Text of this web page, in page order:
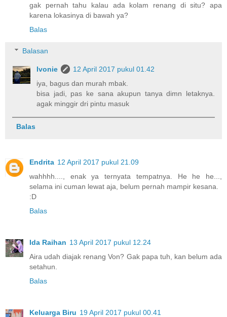
gak pernah tahu kalau ada kolam renang di situ? apa
karena lokasinya di bawah ya?
Balas
Balasan
Ivonie
12 April 2017 pukul 01.42
iya, bagus dan murah mbak.
bisa jadi, pas ke sana akupun tanya dimn letaknya.
agak minggir dri pintu masuk
Balas
Endrita 12 April 2017 pukul 21.09
wahhhh...., enak ya ternyata tempatnya. He he he...,
selama ini cuman lewat aja, belum pernah mampir kesana.
:D
Balas
Ida Raihan 13 April 2017 pukul 12.24
Aira udah diajak renang Von? Gak papa tuh, kan belum ada
setahun.
Balas
Keluarga Biru 19 April 2017 pukul 00.41